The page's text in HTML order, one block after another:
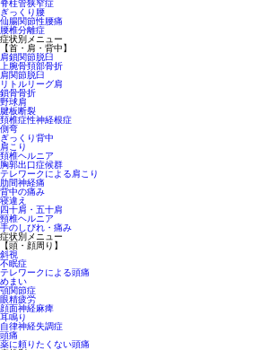
脊柱管狭窄症
ぎっくり腰
仙腸関節性腰痛
腰椎分離症
症状別メニュー
【首・肩・背中】
肩鎖関節脱臼
上腕骨頚部骨折
肩関節脱臼
リトルリーグ肩
鎖骨骨折
野球肩
腱板断裂
頚椎症性神経根症
側弯
ぎっくり背中
肩こり
頚椎ヘルニア
胸郭出口症候群
テレワークによる肩こり
肋間神経痛
背中の痛み
寝違え
四十肩・五十肩
頸椎ヘルニア
手のしびれ・痛み
症状別メニュー
【頭・顔周り】
斜視
不眠症
テレワークによる頭痛
めまい
顎関節症
眼精疲労
顔面神経麻痺
耳鳴り
自律神経失調症
頭痛
薬に頼りたくない頭痛